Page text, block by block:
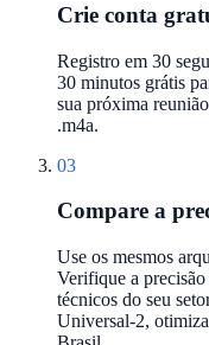
Crie conta
Registro em 30
30 minutos grátis
sua próxima
.m4a.
03
Compare a
Use os mesmos
Verifique a precisão
técnicos do seu
Universal-2,